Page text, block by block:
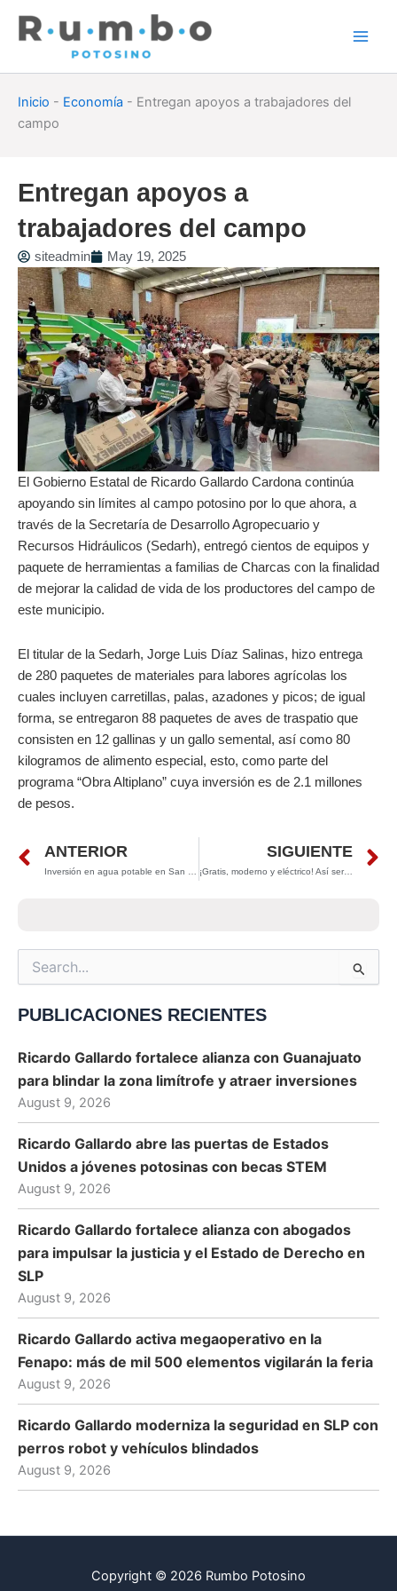
Inicio - Economía - Entregan apoyos a trabajadores del
campo
Entregan apoyos a
trabajadores del campo
siteadmin May 19, 2025
El Gobierno Estatal de Ricardo Gallardo Cardona continúa
apoyando sin límites al campo potosino por lo que ahora, a
través de la Secretaría de Desarrollo Agropecuario y
Recursos Hidráulicos (Sedarh), entregó cientos de equipos y
paquete de herramientas a familias de Charcas con la finalidad
de mejorar la calidad de vida de los productores del campo de
este municipio.
El titular de la Sedarh, Jorge Luis Díaz Salinas, hizo entrega
de 280 paquetes de materiales para labores agrícolas los
cuales incluyen carretillas, palas, azadones y picos; de igual
forma, se entregaron 88 paquetes de aves de traspatio que
consisten en 12 gallinas y un gallo semental, así como 80
kilogramos de alimento especial, esto, como parte del
programa “Obra Altiplano” cuya inversión es de 2.1 millones
de pesos.
Prev
ANTERIOR
Inversión en agua potable en San Luis Potosí superará los 100 mdp en 2025
SIGUIENTE
¡Gratis, moderno y eléctrico! Así será el nuevo transporte en SLP
Search
for:
PUBLICACIONES RECIENTES
Ricardo Gallardo fortalece alianza con Guanajuato
para blindar la zona limítrofe y atraer inversiones
August 9, 2026
Ricardo Gallardo abre las puertas de Estados
Unidos a jóvenes potosinas con becas STEM
August 9, 2026
Ricardo Gallardo fortalece alianza con abogados
para impulsar la justicia y el Estado de Derecho en
SLP
August 9, 2026
Ricardo Gallardo activa megaoperativo en la
Fenapo: más de mil 500 elementos vigilarán la feria
August 9, 2026
Ricardo Gallardo moderniza la seguridad en SLP con
perros robot y vehículos blindados
August 9, 2026
Copyright © 2026 Rumbo Potosino